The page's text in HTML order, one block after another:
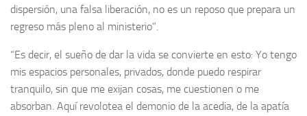
dispersión, una falsa liberación, no es un reposo que prepara un
regreso más pleno al ministerio”.
“Es decir, el sueño de dar la vida se convierte en esto: Yo tengo
mis espacios personales, privados, donde puedo respirar
tranquilo, sin que me exijan cosas, me cuestionen o me
absorban. Aquí revolotea el demonio de la acedia, de la apatía